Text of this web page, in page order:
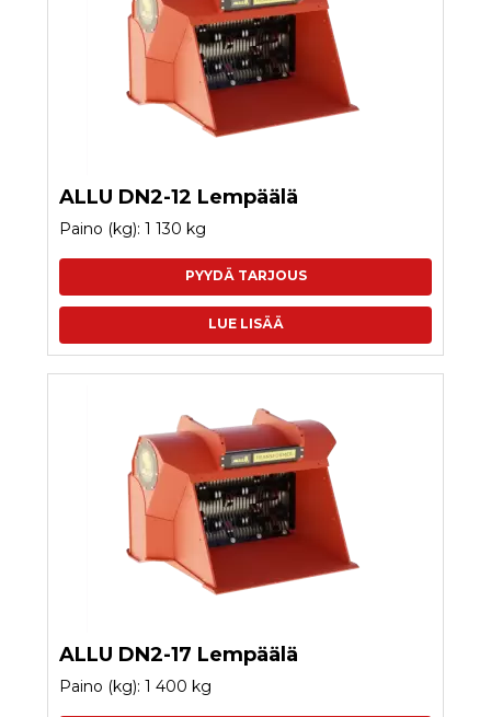
ALLU DN2-12 Lempäälä
Paino (kg): 1 130 kg
PYYDÄ TARJOUS
LUE LISÄÄ
ALLU DN2-17 Lempäälä
Paino (kg): 1 400 kg